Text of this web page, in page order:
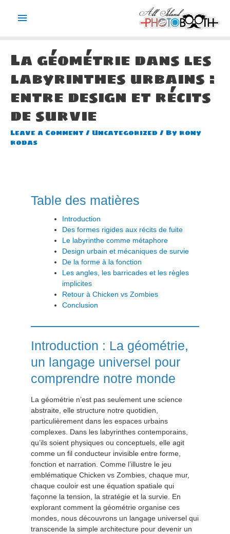
Main
La géométrie dans les
labyrinthes urbains :
entre design et récits
de survie
Leave a Comment / Uncategorized / By rony
rodas
Table des matières
Introduction
Des formes rigides aux récits de fuite
Le labyrinthe comme métaphore
Design urbain et mécaniques de survie
De la forme à la fonction
Les angles, les barricades et les règles
implicites
Retour à Chicken vs Zombies
Conclusion
Introduction : La géométrie,
un langage universel pour
comprendre notre monde
La géométrie n’est pas seulement une science
abstraite, elle structure notre quotidien,
particulièrement dans les espaces urbains
complexes. Dans les labyrinthes contemporains,
qu’ils soient physiques ou conceptuels, elle agit
comme un fil conducteur invisible entre forme,
fonction et narration. Comme l’illustre le jeu
emblématique Chicken vs Zombies, chaque mur,
chaque couloir est une équation spatiale qui
façonne la tension, la stratégie et la survie. En
explorant comment la géométrie organise ces
mondes, nous découvrons un langage universel qui
transcende la simple architecture pour devenir un